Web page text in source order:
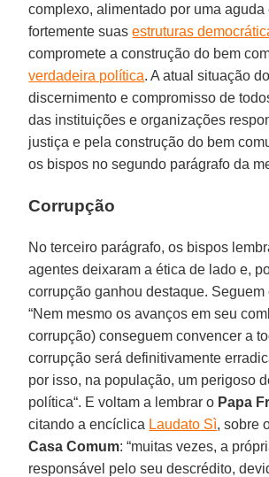
complexo, alimentado por uma aguda
fortemente suasestruturas
compromete a construção do bem
verdadeira política. A atual situação
discernimento e compromisso de
das instituições e organizações
justiça e pela construção do bem
os bispos no segundo parágrafo da
Corrupção
No terceiro parágrafo, os bispos
agentes deixaram a ética de lado e,
corrupção ganhou destaque. Seguem
“Nem mesmo os avanços em seu
corrupção) conseguem convencer a
corrupção será definitivamente
por isso, na população, um perigoso
política“. E voltam a lembrar o Papa
citando a encíclica Laudato Sì, sobre
Casa Comum: “muitas vezes, a
responsável pelo seu descrédito,